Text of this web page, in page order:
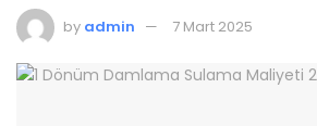
by admin 7 Mart 2025